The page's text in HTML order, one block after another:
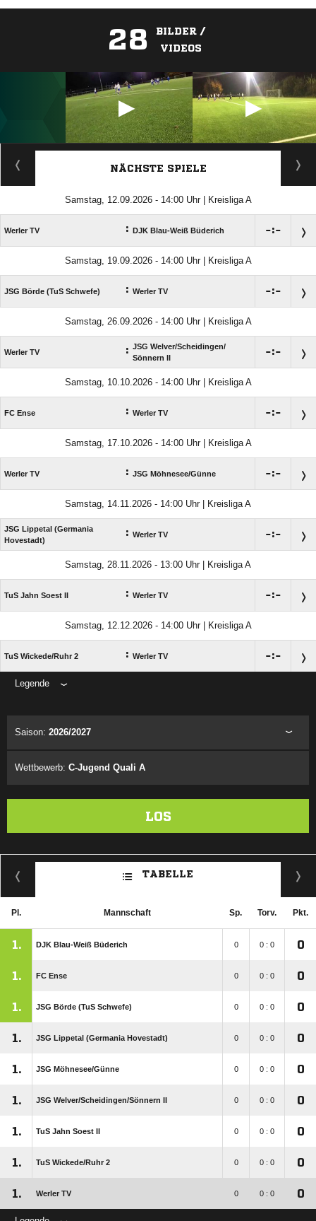
28
BILDER /
VIDEOS
ANZEIGE
NÄCHSTE SPIELE
Samstag, 12.09.2026 - 14:00 Uhr | Kreisliga A
Werler TV : DJK Blau-Weiß Büderich :
Samstag, 19.09.2026 - 14:00 Uhr | Kreisliga A
JSG Börde (TuS Schwefe) : Werler TV :
Samstag, 26.09.2026 - 14:00 Uhr | Kreisliga A
Werler TV : JSG Welver/​Scheidingen/​
Sönnern II
:
Samstag, 10.10.2026 - 14:00 Uhr | Kreisliga A
FC Ense : Werler TV :
Samstag, 17.10.2026 - 14:00 Uhr | Kreisliga A
Werler TV : JSG Möhnesee/​Günne :
Samstag, 14.11.2026 - 14:00 Uhr | Kreisliga A
JSG Lippetal (Germania
Hovestadt)
: Werler TV :
Samstag, 28.11.2026 - 13:00 Uhr | Kreisliga A
TuS Jahn Soest II : Werler TV :
Samstag, 12.12.2026 - 14:00 Uhr | Kreisliga A
TuS Wickede/​Ruhr 2 : Werler TV :
Legende
Saison: 2026/2027
Wettbewerb: C-Jugend Quali A
LOS
TABELLE
Pl. Mannschaft Sp. Torv. Pkt.
1. DJK Blau-Weiß Büderich 0 0 : 0 0
1. FC Ense 0 0 : 0 0
1. JSG Börde (TuS Schwefe) 0 0 : 0 0
1. JSG Lippetal (Germania Hovestadt) 0 0 : 0 0
1. JSG Möhnesee/​Günne 0 0 : 0 0
1. JSG Welver/​Scheidingen/​Sönnern II 0 0 : 0 0
1. TuS Jahn Soest II 0 0 : 0 0
1. TuS Wickede/​Ruhr 2 0 0 : 0 0
1. Werler TV 0 0 : 0 0